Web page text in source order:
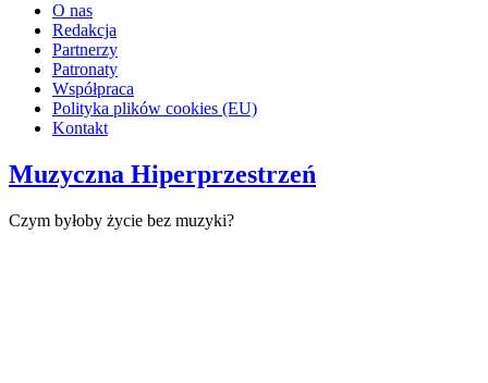
O nas
Redakcja
Partnerzy
Patronaty
Współpraca
Polityka plików cookies (EU)
Kontakt
Muzyczna Hiperprzestrzeń
Czym byłoby życie bez muzyki?